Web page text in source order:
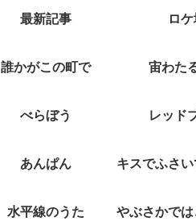
最新記事 ロ
誰かがこの町で 宙わた
べらぼう レッド
あんぱん
水平線のうた